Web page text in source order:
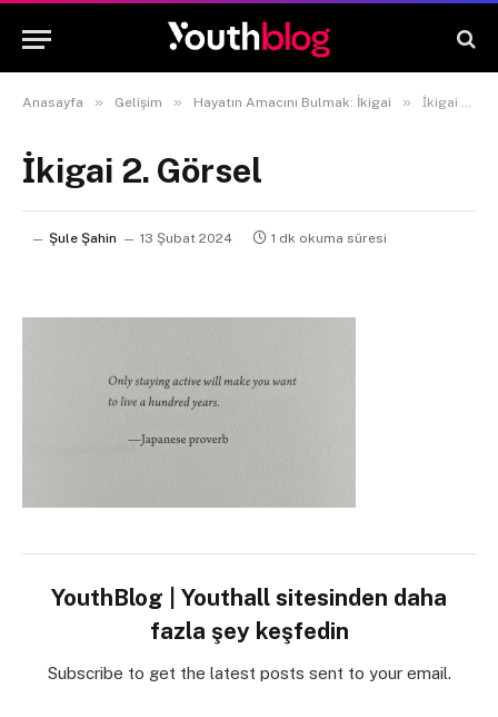
Anasayfa » Gelişim » Hayatın Amacını Bulmak: İkigai » İkigai 2. Görsel
İkigai 2. Görsel
Şule Şahin 13 Şubat 2024 1 dk okuma süresi
YouthBlog | Youthall sitesinden daha
fazla şey keşfedin
Subscribe to get the latest posts sent to your email.